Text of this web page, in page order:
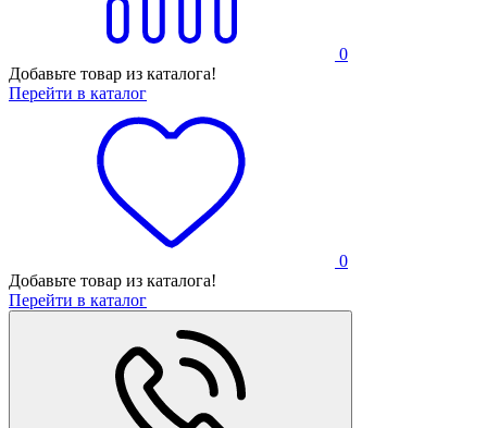
0
Добавьте товар из каталога!
Перейти в каталог
0
Добавьте товар из каталога!
Перейти в каталог